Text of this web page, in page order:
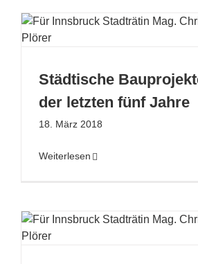
Städtische
der letzten fünf Jahre
18. März 2018
Weiterlesen